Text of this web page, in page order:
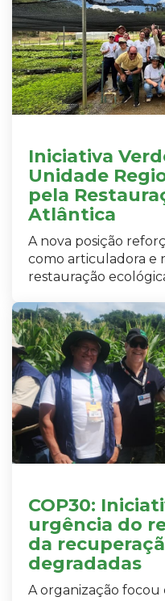
Iniciativa
Unidade
pela
Atlântica
A nova posição
como articuladora e
restauração
COP30:
urgência do
da
degradadas
A organização focou